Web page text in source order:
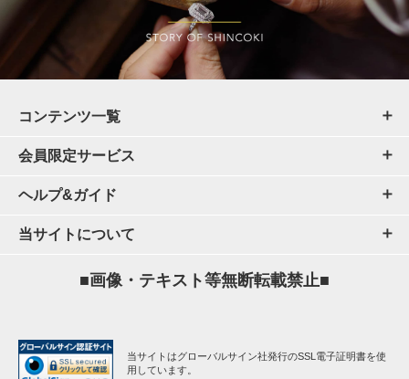
コンテンツ一覧
会員限定サービス
ヘルプ&ガイド
当サイトについて
■画像・テキスト等無断転載禁止■
当サイトはグローバルサイン社発行のSSL電子証明書を使
用しています。